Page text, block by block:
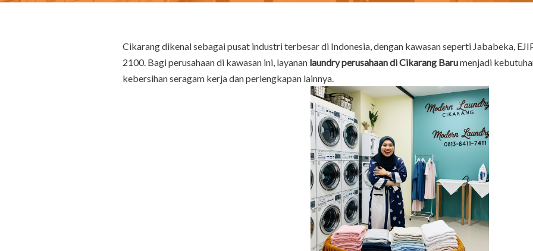
Cikarang dikenal sebagai pusat industri terbesar di Indonesia, dengan kawasan seperti Jababeka,
2100. Bagi perusahaan di kawasan ini, layanan laundry perusahaan di Cikarang Barumenjadi
kebersihan seragam kerja dan perlengkapan lainnya.